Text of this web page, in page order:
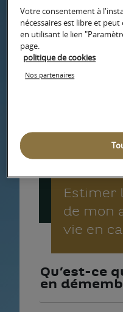
Vous
proche,
estimez le
Estimer
d'une
Estimer
de mon
vie en
Qu’est-ce
en
Votre consentement à
nécessaires est libre et
en utilisant le lien
page.
politique de cookies
Nos partenaires